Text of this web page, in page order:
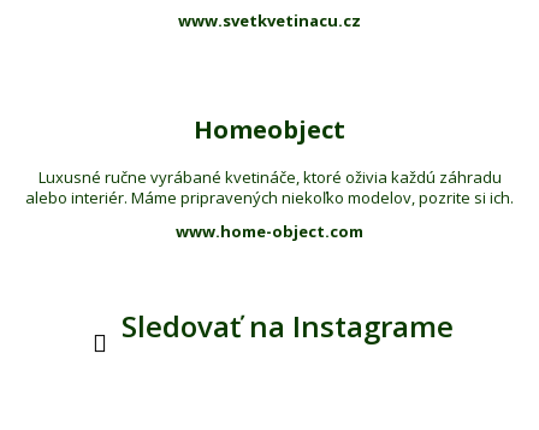
www.svetkvetinacu.cz
Homeobject
Luxusné ručne vyrábané kvetináče, ktoré oživia každú záhradu
alebo interiér. Máme pripravených niekoľko modelov, pozrite si ich.
www.home-object.com
Sledovať na Instagrame